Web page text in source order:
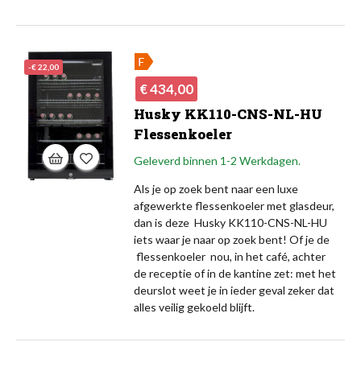
-€ 22,00
Normale
prijs
Prijs
€ 434,00
Husky KK110-CNS-NL-HU
Flessenkoeler
Geleverd binnen 1-2 Werkdagen.
Als je op zoek bent naar een luxe
afgewerkte flessenkoeler met glasdeur,
dan is deze Husky KK110-CNS-NL-HU
iets waar je naar op zoek bent! Of je de
flessenkoeler nou, in het café, achter
de receptie of in de kantine zet: met het
deurslot weet je in ieder geval zeker dat
alles veilig gekoeld blijft.